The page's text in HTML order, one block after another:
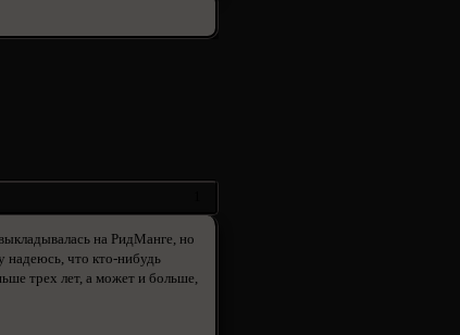
на РидМанге, но
надеюсь, что кто-нибудь
трех лет, а может и больше,